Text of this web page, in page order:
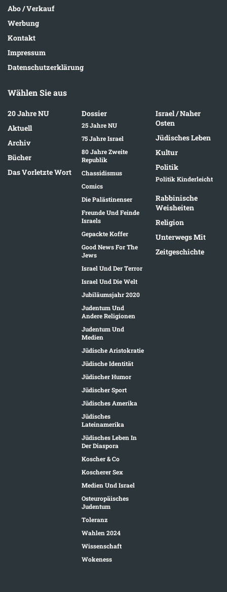
Abo / Verkauf
Werbung
Kontakt
Impressum
Datenschutzerklärung
Wählen Sie aus
20 Jahre NU
Aktuell
Archiv
Bücher
Das Vorletzte Wort
Dossier
25 Jahre NU
75 Jahre Israel
80 Jahre Zweite
Republik
Chassidismus
Comics
Die Palästinenser
Freunde Und Feinde
Israels
Gepackte Koffer
Good News For The
Jews
Israel Und Der Terror
Israel Und Die Welt
Jubiläumsjahr 2020
Judentum Und
Andere Religionen
Judentum Und
Medien
Jüdische Aristokratie
Jüdische Identität
Jüdischer Humor
Jüdischer Sport
Jüdisches Amerika
Jüdisches
Lateinamerika
Jüdisches Leben In
Der Diaspora
Koscher & Co
Koscherer Sex
Medien Und Israel
Osteuropäisches
Judentum
Toleranz
Wahlen 2024
Wissenschaft
Wokeness
Israel / Naher
Osten
Jüdisches Leben
Kultur
Politik
Politik Kinderleicht
Rabbinische
Weisheiten
Religion
Unterwegs Mit
Zeitgeschichte